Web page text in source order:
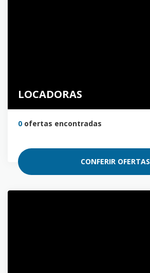
LOCADORAS
0 ofertas encontradas
CONFERIR OFERTAS